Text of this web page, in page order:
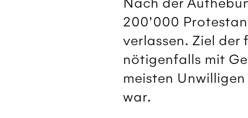
200'000
verlassen. Ziel der
nötigenfalls mit
meisten
war.